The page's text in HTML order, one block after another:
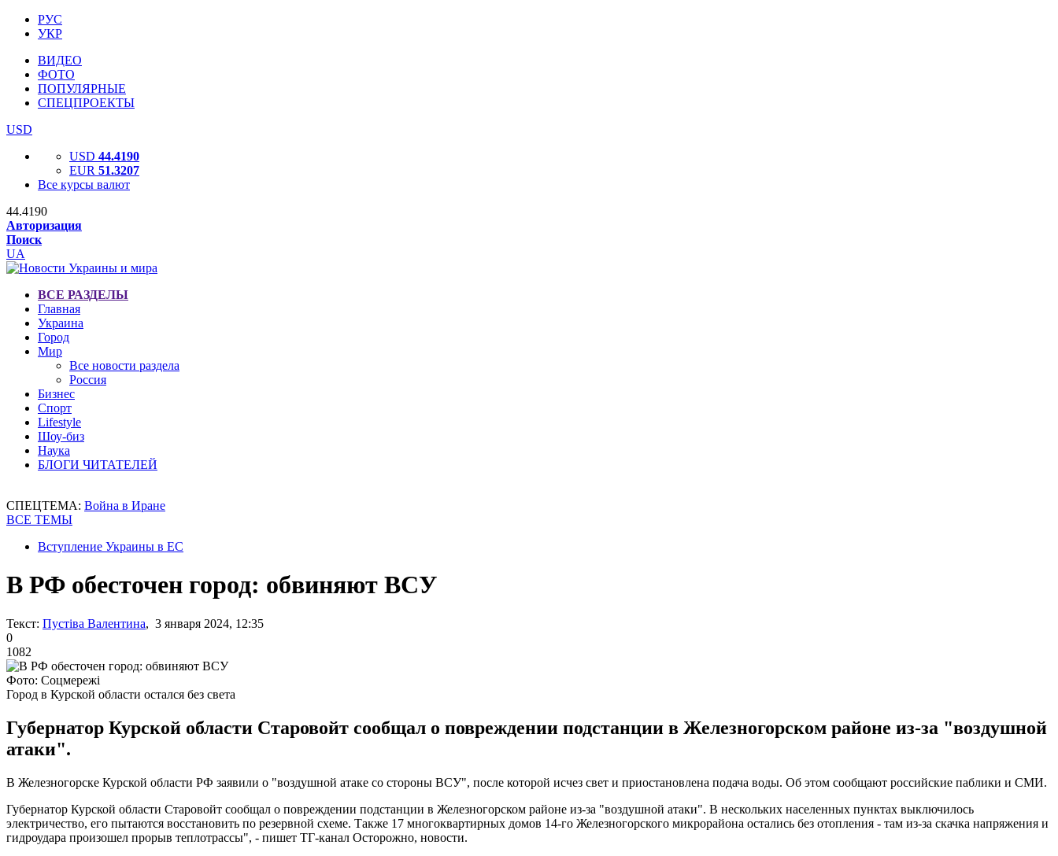
РУС
УКР
ВИДЕО
ФОТО
ПОПУЛЯРНЫЕ
СПЕЦПРОЕКТЫ
USD
USD 44.4190
EUR 51.3207
Все курсы валют
44.4190
Авторизация
Поиск
UA
ВСЕ РАЗДЕЛЫ
Главная
Украина
Город
Мир
Все новости раздела
Россия
Бизнес
Спорт
Lifestyle
Шоу-биз
Наука
БЛОГИ ЧИТАТЕЛЕЙ
СПЕЦТЕМА: Война в Иране
ВСЕ ТЕМЫ
Вступление Украины в ЕС
В РФ обесточен город: обвиняют ВСУ
Текст: Пустіва Валентина, 3 января 2024, 12:35
0
1082
Фото: Соцмережі
Город в Курской области остался без света
Губернатор Курской области Старовойт сообщал о повреждении подстанции в Железногорском районе из-за "воздушной
атаки".
В Железногорске Курской области РФ заявили о "воздушной атаке со стороны ВСУ", после которой исчез свет и приостановлена подача воды. Об этом сообщают российские паблики и СМИ.
Губернатор Курской области Старовойт сообщал о повреждении подстанции в Железногорском районе из-за "воздушной атаки". В нескольких населенных пунктах выключилось
электричество, его пытаются восстановить по резервной схеме. Также 17 многоквартирных домов 14-го Железногорского микрорайона остались без отопления - там из-за скачка напряжения и
гидроудара произошел прорыв теплотрассы", - пишет ТГ-канал Осторожно, новости.